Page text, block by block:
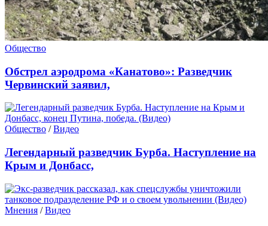
Общество
Обстрел аэродрома «Канатово»: Разведчик
Червинский заявил,
Общество /Видео
Легендарный разведчик Бурба. Наступление на
Крым и Донбасс,
Мнения /Видео